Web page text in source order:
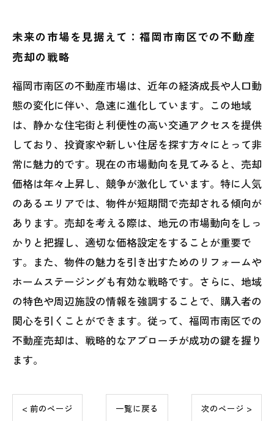
未来の市場を見据えて：福岡市南区での不動産
売却の戦略
福岡市南区の不動産市場は、近年の経済成長や人口動
態の変化に伴い、急速に進化しています。この地域
は、静かな住宅街と利便性の高い交通アクセスを提供
しており、投資家や新しい住居を探す方々にとって非
常に魅力的です。現在の市場動向を見てみると、売却
価格は年々上昇し、競争が激化しています。特に人気
のあるエリアでは、物件が短期間で売却される傾向が
あります。売却を考える際は、地元の市場動向をしっ
かりと把握し、適切な価格設定をすることが重要で
す。また、物件の魅力を引き出すためのリフォームや
ホームステージングも有効な戦略です。さらに、地域
の特色や周辺施設の情報を強調することで、購入者の
関心を引くことができます。従って、福岡市南区での
不動産売却は、戦略的なアプローチが成功の鍵を握り
ます。
< 前のページ 一覧に戻る 次のページ >